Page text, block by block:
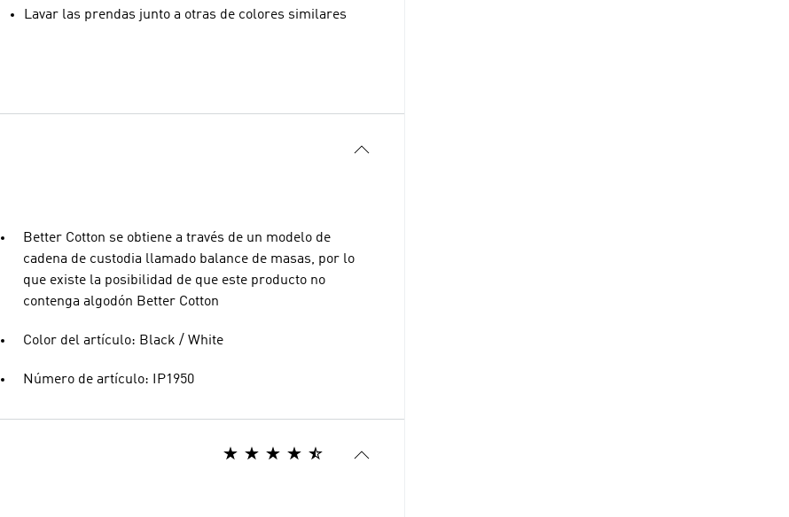
Lavar las prendas junto a otras de colores similares
Better Cotton se obtiene a través de un modelo de
cadena de custodia llamado balance de masas, por lo
que existe la posibilidad de que este producto no
contenga algodón Better Cotton
Color del artículo: Black / White
Número de artículo: IP1950